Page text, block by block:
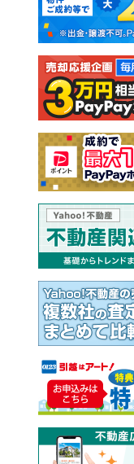
新築一戸建て
注文住宅
売却査定